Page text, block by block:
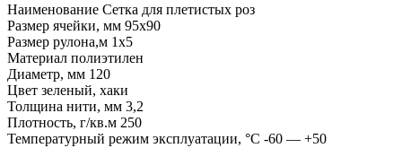
Наименование Сетка для плетистых роз
Размер ячейки, мм 95х90
Размер рулона,м 1х5
Материал полиэтилен
Диаметр, мм 120
Цвет зеленый, хаки
Толщина нити, мм 3,2
Плотность, г/кв.м 250
Температурный режим эксплуатации, °С -60 — +50